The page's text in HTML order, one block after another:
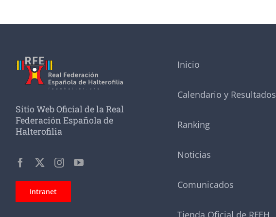
Sitio Web Oficial de la Real
Federación Española de
Halterofilia
Intranet
Inicio
Calendario y Resultados
Ranking
Noticias
Comunicados
Tienda Oficial de RFEH